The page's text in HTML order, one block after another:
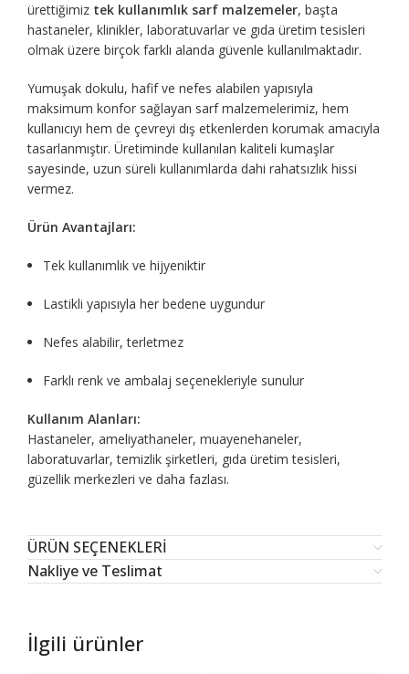
ürettiğimiz tek kullanımlık sarf malzemeler, başta
hastaneler, klinikler, laboratuvarlar ve gıda üretim tesisleri
olmak üzere birçok farklı alanda güvenle kullanılmaktadır.
Yumuşak dokulu, hafif ve nefes alabilen yapısıyla
maksimum konfor sağlayan sarf malzemelerimiz, hem
kullanıcıyı hem de çevreyi dış etkenlerden korumak amacıyla
tasarlanmıştır. Üretiminde kullanılan kaliteli kumaşlar
sayesinde, uzun süreli kullanımlarda dahi rahatsızlık hissi
vermez.
Ürün Avantajları:
Tek kullanımlık ve hijyeniktir
Lastikli yapısıyla her bedene uygundur
Nefes alabilir, terletmez
Farklı renk ve ambalaj seçenekleriyle sunulur
Kullanım Alanları:
Hastaneler, ameliyathaneler, muayenehaneler,
laboratuvarlar, temizlik şirketleri, gıda üretim tesisleri,
güzellik merkezleri ve daha fazlası.
ÜRÜN SEÇENEKLERİ
Nakliye ve Teslimat
İlgili ürünler